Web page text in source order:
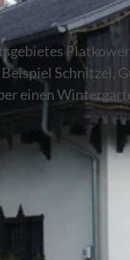
Schnitzel,
einen